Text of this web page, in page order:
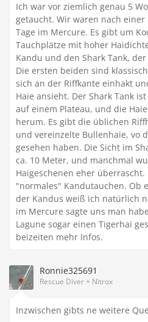
Ich war vor ziemlich genau 5
getaucht. Wir waren nach
Tage im Mercure. Es gibt um
Tauchplätze mit hoher
Kandu und den Shark Tank,
Die ersten beiden sind
sich an der Riffkante einhakt
Haie ansieht. Der Shark Tank
auf einem Plateau, und die
herum. Es gibt die üblichen
und vereinzelte Bullenhaie, vo
gesehen haben. Die Sicht im
ca. 10 Meter, und manchmal
Haigeschenen eher
"normales" Kandutauchen. Ob
der Kandus weiß ich natürlich
im Mercure sagte uns man
Lagune sogar einen Tigerhai
beizeiten mehr Infos.
Ronnie325691
Rescue Diver + Nitrox
Inzwischen gibts ne weitere